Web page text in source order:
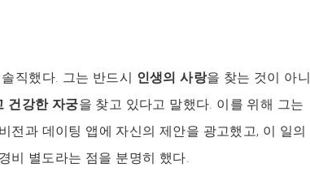
직했다. 그는 반드시 인생의 사랑을 찾는 것이 아니
건강한 자궁을 찾고 있다고 말했다. 이를 위해 그는
전과 데이팅 앱에 자신의 제안을 광고했고, 이 일의
비 별도라는 점을 분명히 했다.